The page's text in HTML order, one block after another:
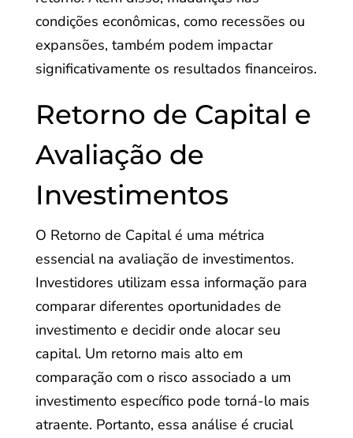
condições econômicas, como recessões ou
expansões, também podem impactar
significativamente os resultados financeiros.
Retorno de Capital e
Avaliação de
Investimentos
O Retorno de Capital é uma métrica
essencial na avaliação de investimentos.
Investidores utilizam essa informação para
comparar diferentes oportunidades de
investimento e decidir onde alocar seu
capital. Um retorno mais alto em
comparação com o risco associado a um
investimento específico pode torná-lo mais
atraente. Portanto, essa análise é crucial